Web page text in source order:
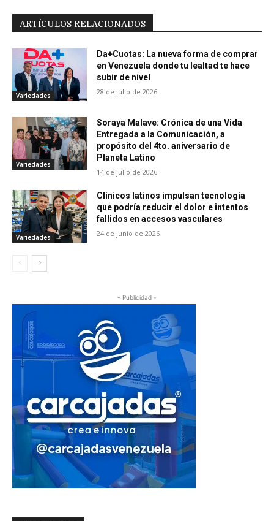
ARTÍCULOS RELACIONADOS
Variedades
Da+Cuotas: La nueva forma de comprar
en Venezuela donde tu lealtad te hace
subir de nivel
28 de julio de 2026
Variedades
Soraya Malave: Crónica de una Vida
Entregada a la Comunicación, a
propósito del 4to. aniversario de
Planeta Latino
14 de julio de 2026
Variedades
Clínicos latinos impulsan tecnología
que podría reducir el dolor e intentos
fallidos en accesos vasculares
24 de junio de 2026
- Publicidad -